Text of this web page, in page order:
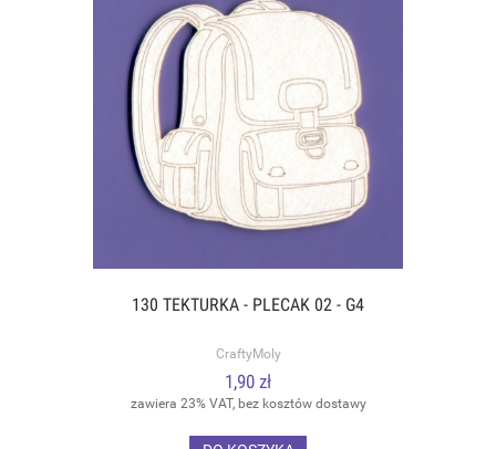
130 TEKTURKA - PLECAK 02 - G4
CraftyMoly
1,90 zł
zawiera 23% VAT, bez kosztów dostawy